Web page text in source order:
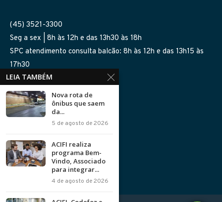
(45) 3521-3300
Seg a sex | 8h às 12h e das 13h30 às 18h
SPC atendimento consulta balcão: 8h às 12h e das 13h15 às
17h30
SIGA-NOS NAS REDES
Política de Privacidade
LEIA TAMBÉM
Nova rota de
ônibus que saem
da...
5 de agosto de 2026
ACIFI realiza
programa Bem-
Vindo, Associado
para integrar...
4 de agosto de 2026